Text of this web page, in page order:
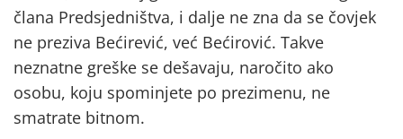
člana Predsjedništva, i dalje ne zna da se čovjek
ne preziva Bećirević, već Bećirović. Takve
neznatne greške se dešavaju, naročito ako
osobu, koju spominjete po prezimenu, ne
smatrate bitnom.